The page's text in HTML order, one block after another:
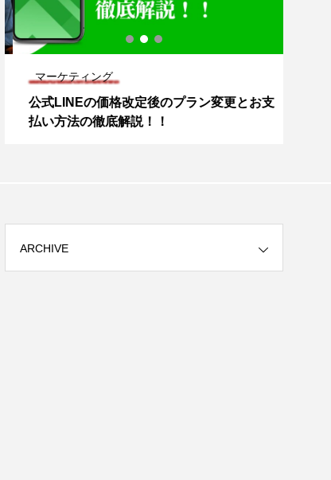
マーケティング
公式LINEの価格改定後のプラン変更とお支
払い方法の徹底解説！！
ARCHIVE